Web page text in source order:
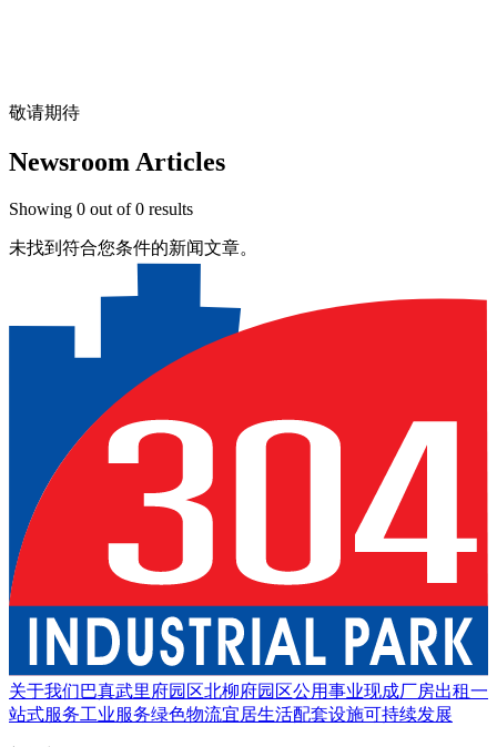
敬请期待
Newsroom Articles
Showing 0 out of0 results
未找到符合您条件的新闻文章。
关于我们巴真武里府园区北柳府园区公用事业现成厂房出租一
站式服务工业服务绿色物流宜居生活配套设施可持续发展